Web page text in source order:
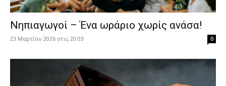
Νηπιαγωγοί – Ένα ωράριο χωρίς ανάσα!
23 Μαρτίου 2026 στις 20:03 0